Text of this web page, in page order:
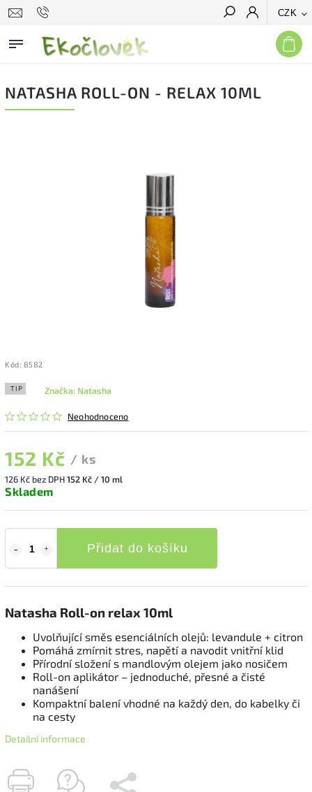
CZK
Hledat
NATASHA ROLL-ON - RELAX 10ML
Kód: 8582
TIP
Neohodnoceno
Značka: Natasha
152 Kč / ks
126 Kč bez DPH152 Kč / 10 ml
Skladem
Přidat do košíku
Natasha Roll-on relax 10ml
Uvolňující směs esenciálních olejů: levandule + citron
Pomáhá zmírnit stres, napětí a navodit vnitřní klid
Přírodní složení s mandlovým olejem jako nosičem
Roll-on aplikátor – jednoduché, přesné a čisté
nanášení
Kompaktní balení vhodné na každý den, do kabelky či
na cesty
Detailní informace